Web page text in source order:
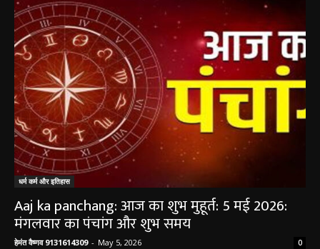
धर्म कर्म और इतिहास
Aaj ka panchang: आज का शुभ मुहूर्त: 5 मई 2026:
मंगलवार का पंचांग और शुभ समय
हेमंत वैष्णव 9131614309 - May 5, 2026 0